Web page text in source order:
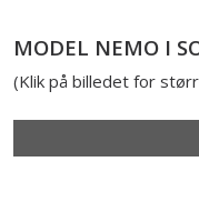
MODEL NEMO I
(Klik på billedet for